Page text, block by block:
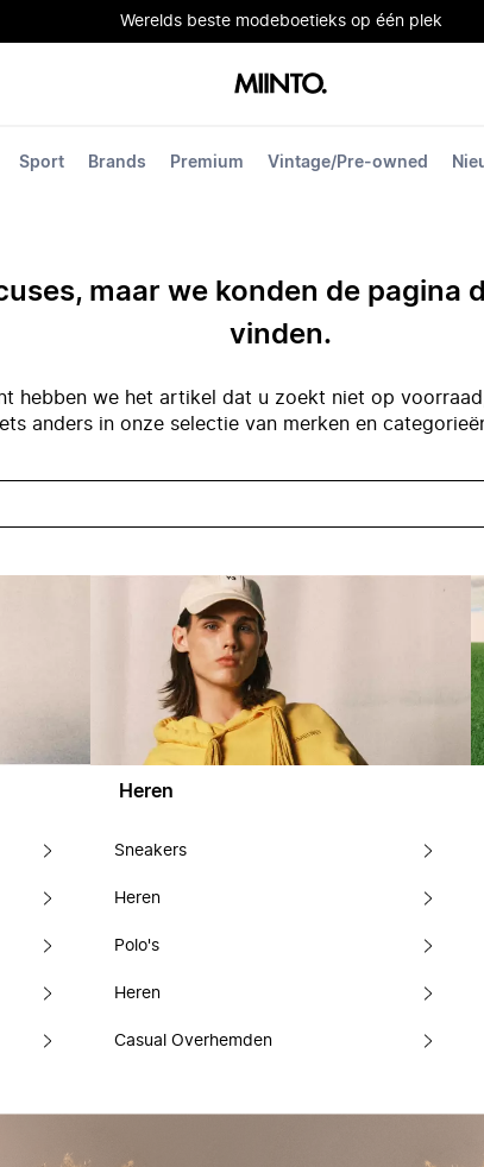
Werelds beste modeboetieks op één plek
Sport Brands Premium Vintage/Pre-owned
maar we konden de pagina
vinden.
hebben we het artikel dat u zoekt niet op
anders in onze selectie van merken en
Heren
Sneakers
Heren
Polo's
Heren
Casual Overhemden